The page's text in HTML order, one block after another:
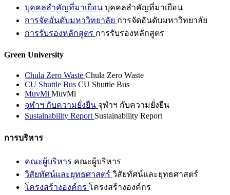
บุคคลสำคัญที่มาเยือน บุคคลสำคัญที่มาเยือน
การจัดอันดับมหาวิทยาลัย การจัดอันดับมหาวิทยาลัย
การรับรองหลักสูตร การรับรองหลักสูตร
Green University
Chula Zero Waste Chula Zero Waste
CU Shuttle Bus CU Shuttle Bus
MuvMi MuvMi
จุฬาฯ กับความยั่งยืน จุฬาฯ กับความยั่งยืน
Sustainability Report Sustainability Report
การบริหาร
คณะผู้บริหาร คณะผู้บริหาร
วิสัยทัศน์และยุทธศาสตร์ วิสัยทัศน์และยุทธศาสตร์
โครงสร้างองค์กร โครงสร้างองค์กร